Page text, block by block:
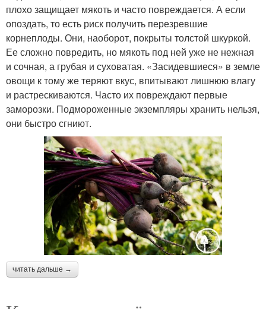
плохо защищает мякоть и часто повреждается. А если
опоздать, то есть риск получить перезревшие
корнеплоды. Они, наоборот, покрыты толстой шкуркой.
Ее сложно повредить, но мякоть под ней уже не нежная
и сочная, а грубая и суховатая. «Засидевшиеся» в земле
овощи к тому же теряют вкус, впитывают лишнюю влагу
и растрескиваются. Часто их повреждают первые
заморозки. Подмороженные экземпляры хранить нельзя,
они быстро сгниют.
читать дальше →